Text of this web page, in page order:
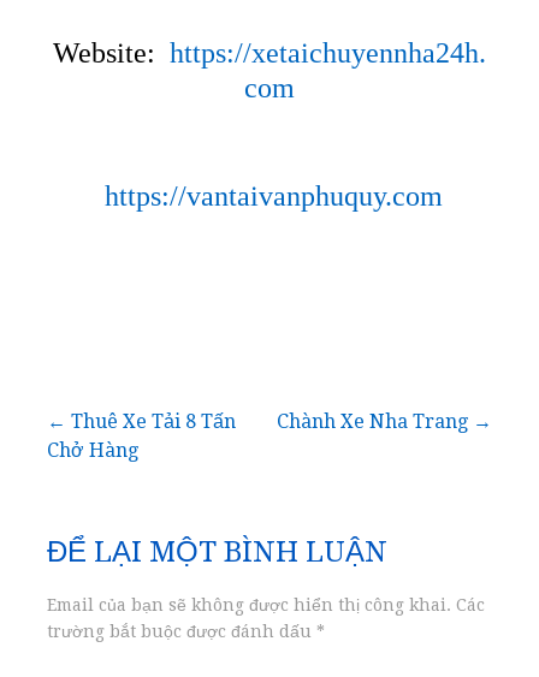
Website: https://xetaichuyennha24h.
com
https://vantaivanphuquy.com
Điều
bài
viết
← Thuê Xe Tải 8 Tấn
Chở Hàng
Chành Xe Nha Trang →
ĐỂ LẠI MỘT BÌNH LUẬN
Email của bạn sẽ không được hiển thị công khai. Các
trường bắt buộc được đánh dấu *